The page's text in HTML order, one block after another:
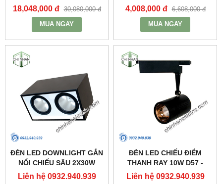
DUHAL
18,048,000 đ 30,080,000 đ
MUA NGAY
DUHAL
4,008,000 đ 6,608,000 đ
MUA NGAY
ĐÈN LED DOWNLIGHT GẮN
NỔI CHIẾU SÂU 2X30W
310X160 - DFB2301 -
Liên hệ 0932.940.939
ĐÈN LED CHIẾU ĐIỂM
THANH RAY 10W D57 -
DIA1101 - DUHAL
Liên hệ 0932.940.939